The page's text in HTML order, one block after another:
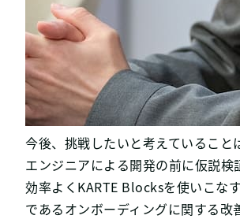
今後、挑戦したいと考えていること
エンジニアによる開発の前に仮説
効率よくKARTE Blocksを使いこな
であるオンボーディングに関する